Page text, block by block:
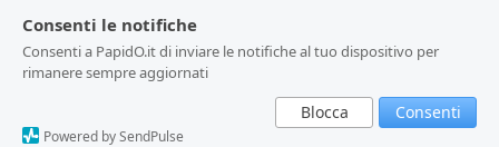
Consenti le notifiche
Consenti a PapidO.it di inviare le notifiche al tuo dispositivo per
rimanere sempre aggiornati
Blocca Consenti
Powered by SendPulse
Consenti le notifiche
Consenti a PapidO.it di inviare le notifiche al tuo dispositivo per
rimanere sempre aggiornati
Blocca Consenti
Powered by SendPulse